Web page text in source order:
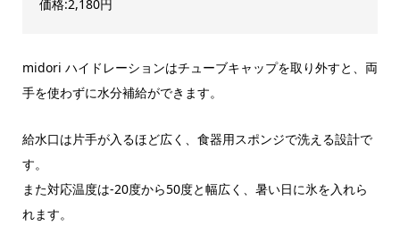
価格:2,180円
midori ハイドレーションはチューブキャップを取り外すと、両
手を使わずに水分補給ができます。
給水口は片手が入るほど広く、食器用スポンジで洗える設計で
す。
また対応温度は-20度から50度と幅広く、暑い日に氷を入れら
れます。